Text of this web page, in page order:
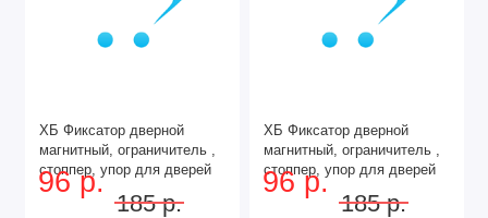
ХБ Фиксатор дверной
магнитный, ограничитель ,
стоппер, упор для дверей
"Боковик" Цвет: CP - Хром
96 р.
185 р.
ХБ Фиксатор дверной
магнитный, ограничитель ,
стоппер, упор для дверей
"Боковик" Цвет: DC -
Матовый хром
96 р.
185 р.